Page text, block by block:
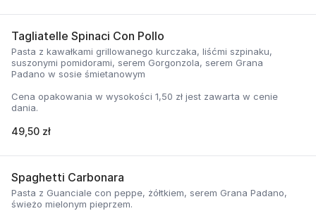
Tagliatelle Spinaci Con Pollo
Pasta z kawałkami grillowanego kurczaka, liśćmi szpinaku,
suszonymi pomidorami, serem Gorgonzola, serem Grana
Padano w sosie śmietanowym
Cena opakowania w wysokości 1,50 zł jest zawarta w cenie
dania.
49,50 zł
Spaghetti Carbonara
Pasta z Guanciale con peppe, żółtkiem, serem Grana Padano,
świeżo mielonym pieprzem.